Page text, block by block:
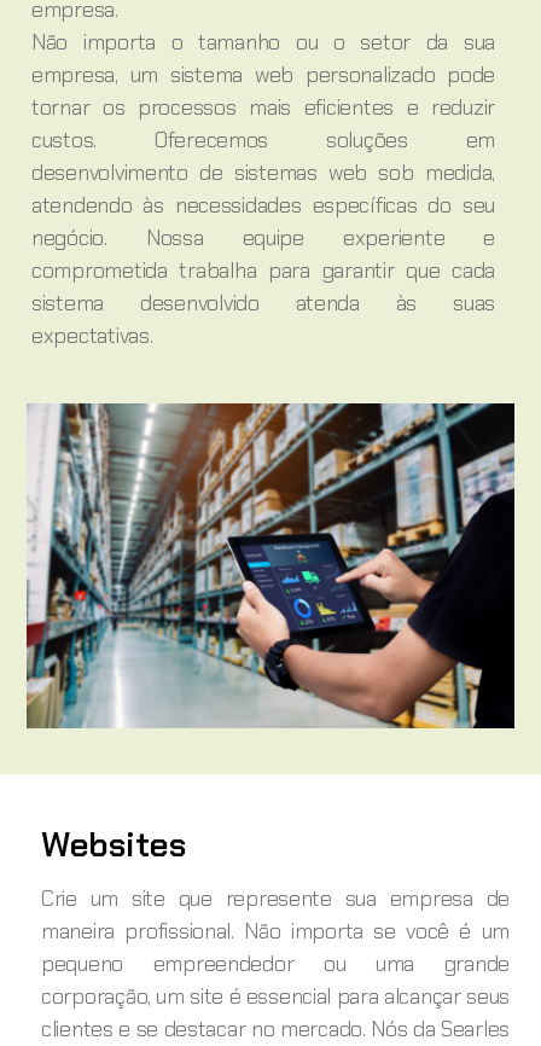
empresa.
Não importa o tamanho ou o setor da sua
empresa, um sistema web personalizado pode
tornar os processos mais eficientes e reduzir
custos. Oferecemos soluções em
desenvolvimento de sistemas web sob medida,
atendendo às necessidades específicas do seu
negócio. Nossa equipe experiente e
comprometida trabalha para garantir que cada
sistema desenvolvido atenda às suas
expectativas.
Websites
Crie um site que represente sua empresa de
maneira profissional. Não importa se você é um
pequeno empreendedor ou uma grande
corporação, um site é essencial para alcançar seus
clientes e se destacar no mercado. Nós da Searles